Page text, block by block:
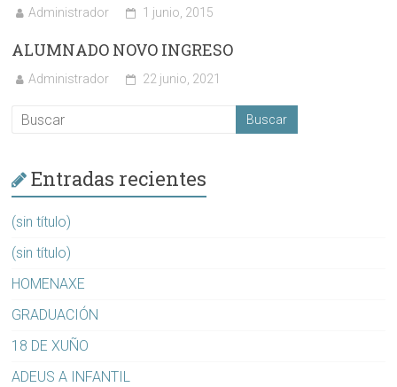
Administrador 1 junio, 2015
ALUMNADO NOVO INGRESO
Administrador 22 junio, 2021
Entradas recientes
(sin título)
(sin título)
HOMENAXE
GRADUACIÓN
18 DE XUÑO
ADEUS A INFANTIL